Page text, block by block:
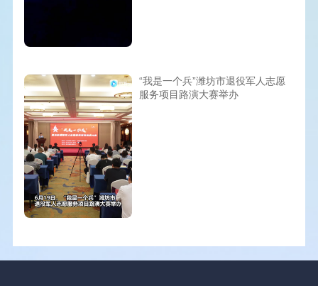
“我是一个兵”潍坊市退役军人志愿
服务项目路演大赛举办